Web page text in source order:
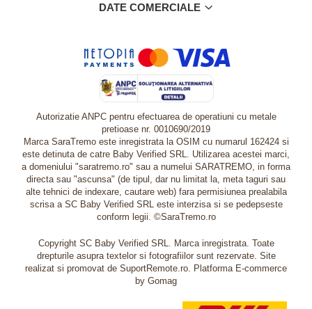
DATE COMERCIALE
Autorizatie ANPC pentru efectuarea de operatiuni cu metale
pretioase nr. 0010690/2019
Marca SaraTremo este inregistrata la OSIM cu numarul 162424 si
este detinuta de catre Baby Verified SRL. Utilizarea acestei marci,
a domeniului "saratremo.ro" sau a numelui SARATREMO, in forma
directa sau "ascunsa" (de tipul, dar nu limitat la, meta taguri sau
alte tehnici de indexare, cautare web) fara permisiunea prealabila
scrisa a SC Baby Verified SRL este interzisa si se pedepseste
conform legii. ©SaraTremo.ro
Copyright SC Baby Verified SRL. Marca inregistrata. Toate
drepturile asupra textelor si fotografiilor sunt rezervate. Site
realizat si promovat de SuportRemote.ro. Platforma E-commerce
by Gomag